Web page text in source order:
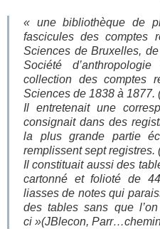
« une bibliothèque de
fascicules des comptes
Sciences de Bruxelles,
Société
collection des comptes
Sciences de 1838 à
Il entretenait une
consignait dans des
la plus grande partie
remplissent sept
Il constituait aussi des
cartonné et folioté de
liasses de notes qui
des tables sans que
ci »(JBlecon,